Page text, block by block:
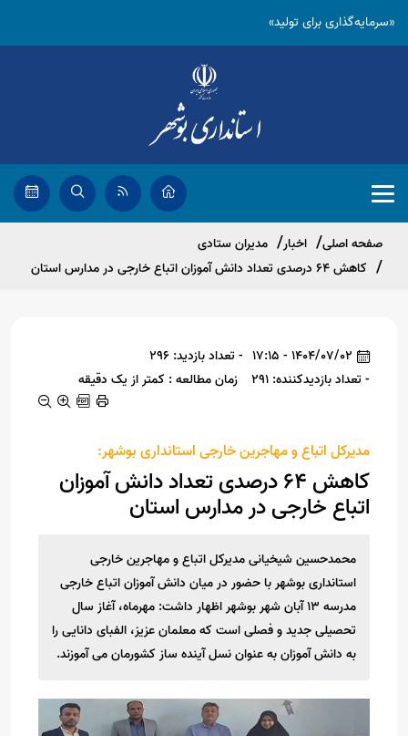
«سرمایه‌گذاری برای تولید»
صفحه اصلی اخبار
مدیران ستادی
کاهش ۶۴ درصدی تعداد دانش آموزان اتباع خارجی در مدارس استان
1404/07/02 - 17:15
- تعداد بازدید: 296
- تعداد بازدیدکننده: 291
زمان مطالعه : کمتر از یک دقیقه
مدیرکل اتباع و مهاجرین خارجی استانداری بوشهر:
کاهش ۶۴ درصدی تعداد دانش آموزان
اتباع خارجی در مدارس استان
محمدحسین شیخیانی مدیرکل اتباع و مهاجرین خارجی
استانداری بوشهر با حضور در میان دانش آموزان اتباع خارجی
مدرسه ۱۳ آبان شهر بوشهر اظهار داشت: مهرماه، آغاز سال
تحصیلی جدید و فصلی است که معلمان عزیز، الفبای دانایی را
به دانش آموزان به عنوان نسل آینده ساز کشورمان می آموزند.